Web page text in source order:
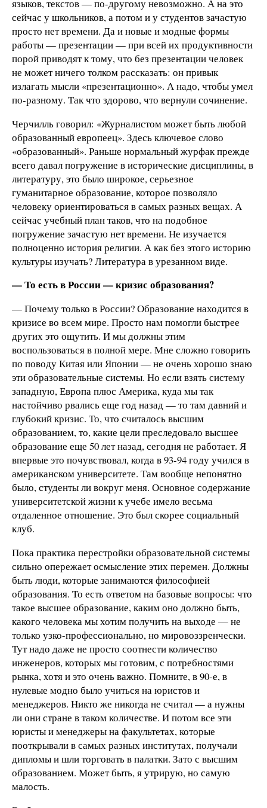
языков, текстов — по-другому невозможно. А на это
сейчас у школьников, а потом и у студентов зачастую
просто нет времени. Да и новые и модные формы
работы — презентации — при всей их продуктивности
порой приводят к тому, что без презентации человек
не может ничего толком рассказать: он привык
излагать мысли «презентационно». А надо, чтобы умел
по-разному. Так что здорово, что вернули сочинение.
Черчилль говорил: «Журналистом может быть любой
образованный европеец». Здесь ключевое слово
«образованный». Раньше нормальный журфак прежде
всего давал погружение в исторические дисциплины, в
литературу, это было широкое, серьезное
гуманитарное образование, которое позволяло
человеку ориентироваться в самых разных вещах. А
сейчас учебный план таков, что на подобное
погружение зачастую нет времени. Не изучается
полноценно история религии. А как без этого историю
культуры изучать? Литература в урезанном виде.
— То есть в России — кризис образования?
— Почему только в России? Образование находится в
кризисе во всем мире. Просто нам помогли быстрее
других это ощутить. И мы должны этим
воспользоваться в полной мере. Мне сложно говорить
по поводу Китая или Японии — не очень хорошо знаю
эти образовательные системы. Но если взять систему
западную, Европа плюс Америка, куда мы так
настойчиво рвались еще год назад — то там давний и
глубокий кризис. То, что считалось высшим
образованием, то, какие цели преследовало высшее
образование еще 50 лет назад, сегодня не работает. Я
впервые это почувствовал, когда в 93-94 году учился в
американском университете. Там вообще непонятно
было, студенты ли вокруг меня. Основное содержание
университетской жизни к учебе имело весьма
отдаленное отношение. Это был скорее социальный
клуб.
Пока практика перестройки образовательной системы
сильно опережает осмысление этих перемен. Должны
быть люди, которые занимаются философией
образования. То есть ответом на базовые вопросы: что
такое высшее образование, каким оно должно быть,
какого человека мы хотим получить на выходе — не
только узко-профессионально, но мировоззренчески.
Тут надо даже не просто соотнести количество
инженеров, которых мы готовим, с потребностями
рынка, хотя и это очень важно. Помните, в 90-е, в
нулевые модно было учиться на юристов и
менеджеров. Никто же никогда не считал — а нужны
ли они стране в таком количестве. И потом все эти
юристы и менеджеры на факультетах, которые
пооткрывали в самых разных институтах, получали
дипломы и шли торговать в палатки. Зато с высшим
образованием. Может быть, я утрирую, но самую
малость.